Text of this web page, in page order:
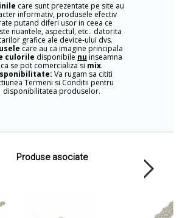
care sunt prezentate pe site au
informativ, produsele efectiv
putand diferi usor in ceea ce
nuantele, aspectul, etc.. datorita
grafice ale device-ului dvs.
care au ca imagine principala
culorile disponibile nu inseamna
ca se pot comercializa si mix.
Va rugam sa cititi
Termeni si Conditii pentru
disponibilitatea produselor.
Produse asociate